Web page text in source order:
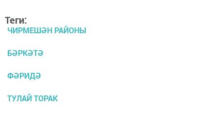
Теги:
ЧИРМЕШӘН РАЙОНЫ
БӘРКӘТӘ
ФӘРИДӘ
ТУЛАЙ ТОРАК